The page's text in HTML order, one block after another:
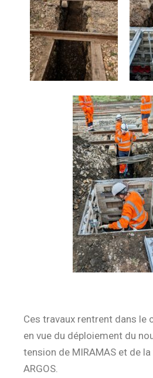
Ces travaux rentrent dans le
en vue du déploiement du
tension de MIRAMAS et de
ARGOS.